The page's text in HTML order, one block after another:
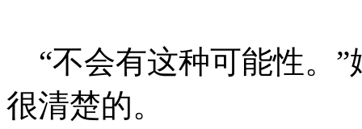
“不会有这种可能性。”
很清楚的。